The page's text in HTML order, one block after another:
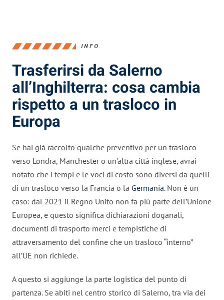
INFO
Trasferirsi da Salerno
all’Inghilterra: cosa cambia
rispetto a un trasloco in
Europa
Se hai già raccolto qualche preventivo per un trasloco
verso Londra, Manchester o un’altra città inglese, avrai
notato che i tempi e le voci di costo sono diversi da quelli
di un trasloco verso la Francia o la Germania. Non è un
caso: dal 2021 il Regno Unito non fa più parte dell’Unione
Europea, e questo significa dichiarazioni doganali,
documenti di trasporto merci e tempistiche di
attraversamento del confine che un trasloco “interno”
all’UE non richiede.
A questo si aggiunge la parte logistica del punto di
partenza. Se abiti nel centro storico di Salerno, tra via dei